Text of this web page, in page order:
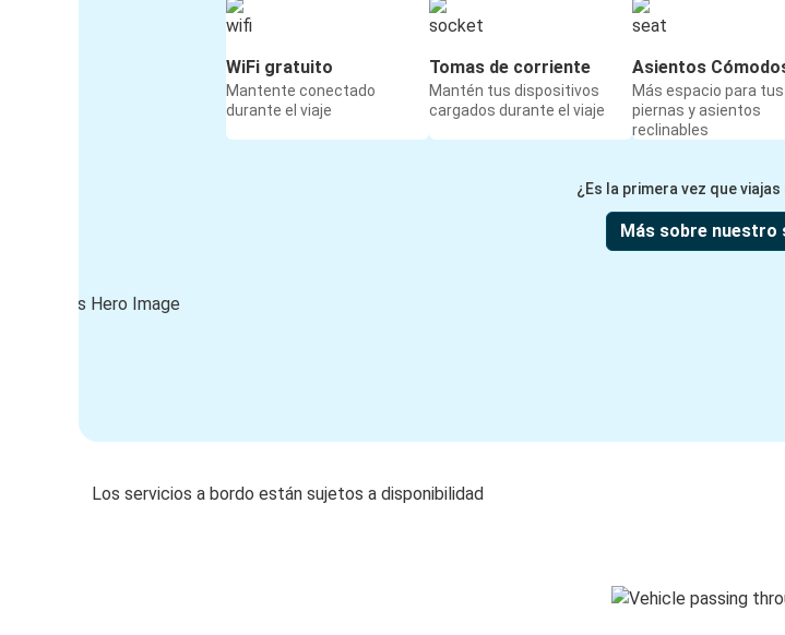
WiFi gratuito
Mantente conectado
durante el viaje
Tomas de corriente
Mantén tus dispositivos
cargados durante el viaje
Asientos
Más espacio para tus
piernas y asientos
reclinables
¿Es la primera vez que
Más sobre nuestro
Los servicios a bordo están sujetos a disponibilidad